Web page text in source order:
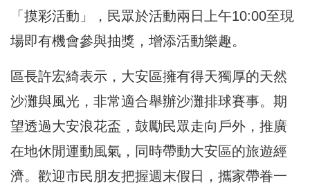
「摸彩活動」，民眾於活動兩日上午10:00至現
場即有機會參與抽獎，增添活動樂趣。
區長許宏綺表示，大安區擁有得天獨厚的天然
沙灘與風光，非常適合舉辦沙灘排球賽事。期
望透過大安浪花盃，鼓勵民眾走向戶外，推廣
在地休閒運動風氣，同時帶動大安區的旅遊經
濟。歡迎市民朋友把握週末假日，攜家帶眷一